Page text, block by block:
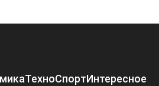
ТехноСпортИнтересное